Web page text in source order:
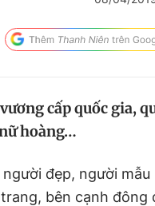
cấp quốc gia,
hoàng…
đẹp, người mẫu
bên cạnh đông